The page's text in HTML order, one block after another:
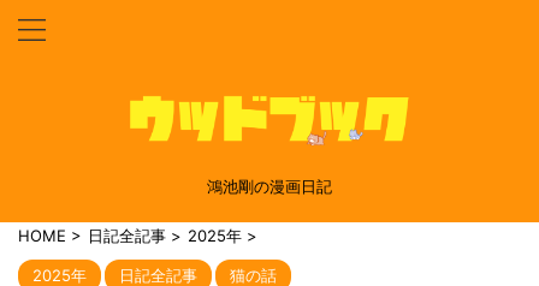
鴻池剛の漫画日記
HOME > 日記全記事 > 2025年 >
2025年 日記全記事 猫の話